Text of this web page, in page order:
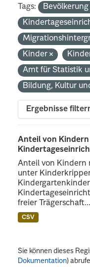
Tags:
Kinder
Amt für Statistik
Bildung, Kultur
Ergebnisse
Anteil von
Anteil von Kindern
unter
freier Trägerschaft...
CSV
Sie können dieses
Dokumentation)